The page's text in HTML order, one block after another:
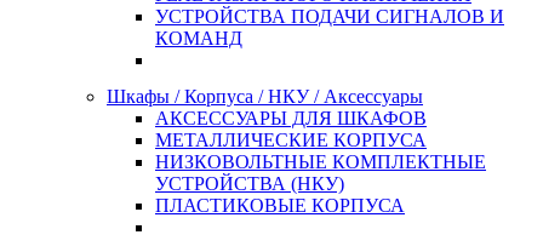
УСТРОЙСТВА ПОДАЧИ СИГНАЛОВ И
КОМАНД
Шкафы / Корпуса / НКУ / Аксессуары
АКСЕССУАРЫ ДЛЯ ШКАФОВ
МЕТАЛЛИЧЕСКИЕ КОРПУСА
НИЗКОВОЛЬТНЫЕ КОМПЛЕКТНЫЕ
УСТРОЙСТВА (НКУ)
ПЛАСТИКОВЫЕ КОРПУСА